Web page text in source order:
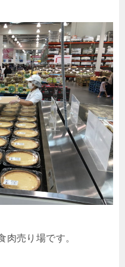
肉売り場です。